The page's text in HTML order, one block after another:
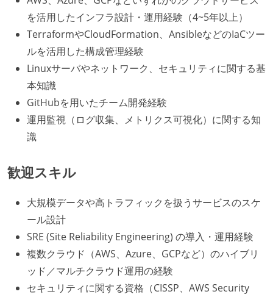
を活用したインフラ設計・運用経験（4~5年以上）
TerraformやCloudFormation、AnsibleなどのIaCツー
ルを活用した構成管理経験
Linuxサーバやネットワーク、セキュリティに関する基
本知識
GitHubを用いたチーム開発経験
運用監視（ログ収集、メトリクス可視化）に関する知
識
歓迎スキル
大規模データや高トラフィックを扱うサービスのスケ
ール設計
SRE (Site Reliability Engineering) の導入・運用経験
複数クラウド（AWS、Azure、GCPなど）のハイブリ
ッド／マルチクラウド運用の経験
セキュリティに関する資格（CISSP、AWS Security